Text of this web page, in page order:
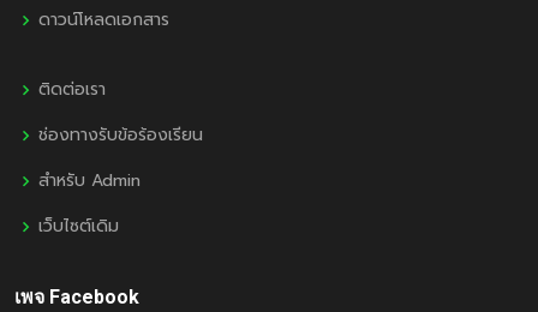
ดาวน์โหลดเอกสาร
ติดต่อเรา
ช่องทางรับข้อร้องเรียน
สำหรับ Admin
เว็บไซต์เดิม
เพจ Facebook